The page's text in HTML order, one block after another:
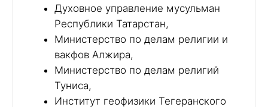
Духовное управление мусульман
Республики Татарстан,
Министерство по делам религии и
вакфов Алжира,
Министерство по делам религий
Туниса,
Институт геофизики Тегеранского